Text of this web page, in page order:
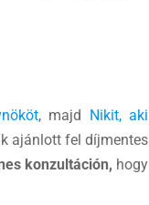
, majd Nikit, aki
ajánlott fel díjmentes
konzultáción, hogy